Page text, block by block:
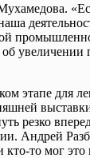
этапе для
резко
Андрей
то мог